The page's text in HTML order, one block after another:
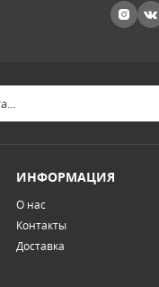
ИНФОРМАЦИЯ
О нас
Контакты
Доставка